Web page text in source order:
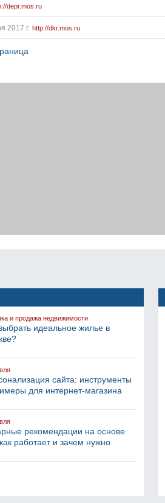
depr.mos.ru
2017 г. http://dkr.mos.ru
и продажа недвижимости
идеальное жилье в
сайта: инструменты
для интернет-магазина
рекомендации на основе
работает и зачем нужно